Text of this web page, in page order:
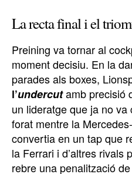
La recta final i el
Preining va tornar al
moment decisiu. En la
parades als boxes,
l’undercutamb precisió
un lideratge que ja no
forat mentre la
convertia en un tap que
la Ferrari i d’altres rivals
rebre una penalització